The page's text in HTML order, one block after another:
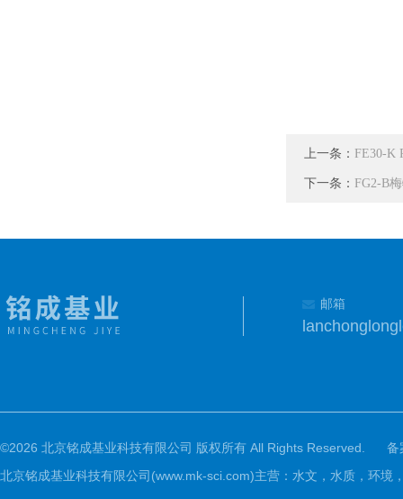
上一条： FE30-K
下一条： FG2-B
邮箱
©2026 北京铭成基业科技有限公司 版权所有 All Rights Reserved.
备
北京铭成基业科技有限公司(www.mk-sci.com)主营：水文，水质，环境